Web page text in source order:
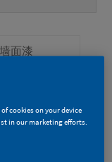
面漆
面漆
cookies on your device
in our marketing efforts.